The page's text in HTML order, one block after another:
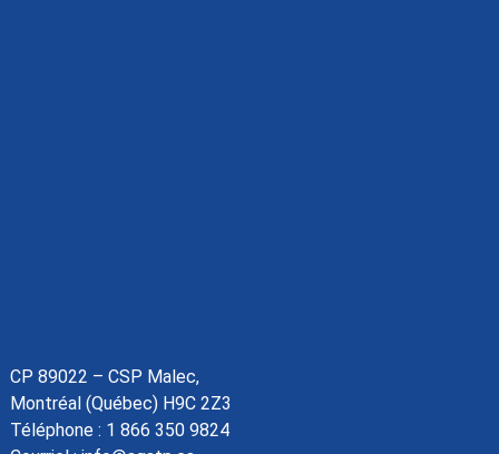
CP 89022 – CSP Malec,
Montréal (Québec) H9C 2Z3
Téléphone : 1 866 350 9824